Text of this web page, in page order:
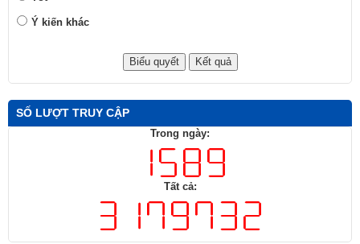
Ý kiến khác
SỐ LƯỢT TRUY CẬP
Trong ngày:
Tất cả: